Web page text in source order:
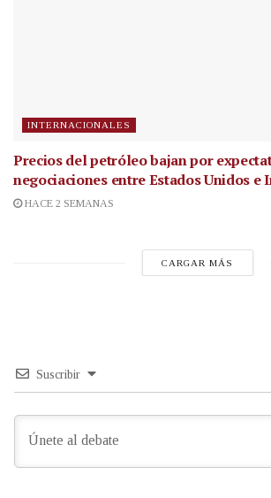
INTERNACIONALES
Precios del petróleo bajan por
negociaciones entre Estados Unidos e
HACE 2 SEMANAS
CARGAR MÁS
Suscribir